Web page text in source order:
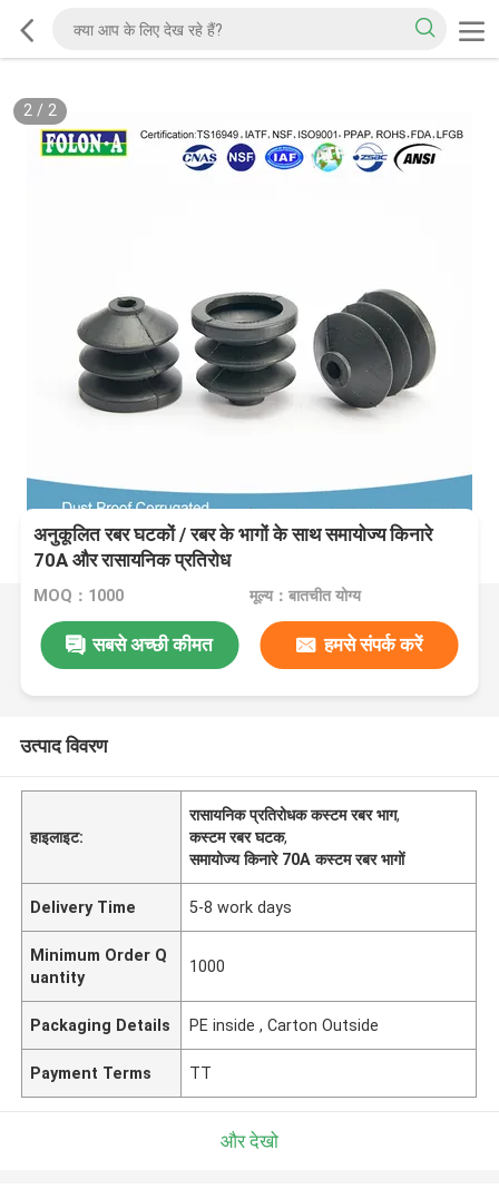
2/ 2
अनुकूलित रबर घटकों / रबर के भागों के साथ समायोज्य किनारे
70A और रासायनिक प्रतिरोध
MOQ：1000 मूल्य：बातचीत योग्य
सबसे अच्छी कीमत हमसे संपर्क करें
उत्पाद विवरण
हाइलाइट:
रासायनिक प्रतिरोधक कस्टम रबर भाग,
कस्टम रबर घटक,
समायोज्य किनारे 70A कस्टम रबर भागों
Delivery Time 5-8 work days
Minimum Order Q
uantity
1000
Packaging Details PE inside , Carton Outside
Payment Terms TT
और देखो